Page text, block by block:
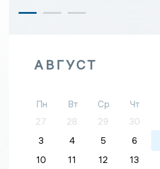
АВГУСТ
Пн Вт Ср Чт
27
28 29 30
3
4 5 6
10
11 12 13